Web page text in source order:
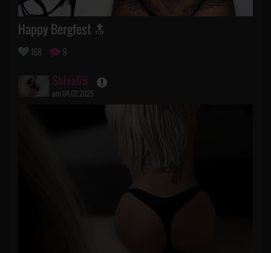
Happy Bergfest 🔝
168 9
Shiva69
am 04.02.2025